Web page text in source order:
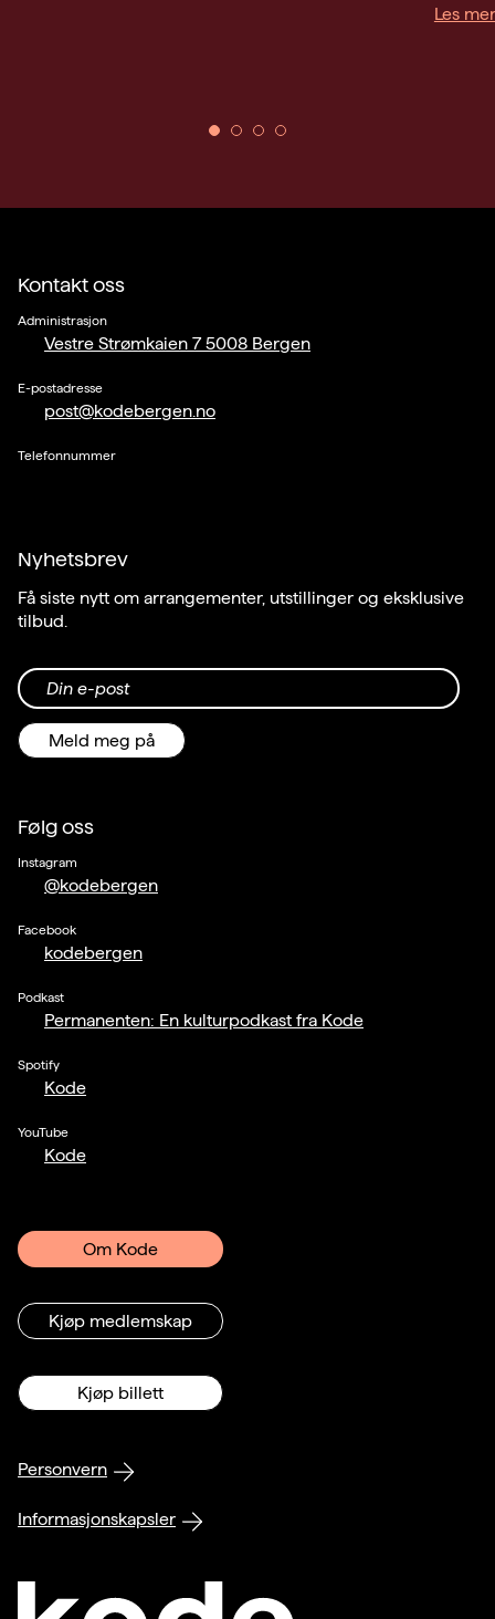
Les mer
Kontakt oss
Administrasjon
Vestre Strømkaien 7 5008 Bergen
E-postadresse
post@kodebergen.no
Telefonnummer
Nyhetsbrev
Få siste nytt om arrangementer, utstillinger og eksklusive
tilbud.
Din e-post
Meld meg på
Følg oss
Instagram
@kodebergen
Facebook
kodebergen
Podkast
Permanenten: En kulturpodkast fra Kode
Spotify
Kode
YouTube
Kode
Om Kode
Kjøp medlemskap
Kjøp billett
Personvern
Informasjonskapsler